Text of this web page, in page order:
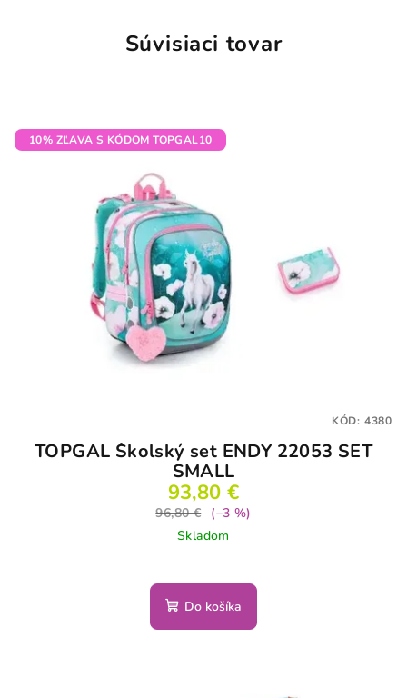
Súvisiaci tovar
10% ZĽAVA S KÓDOM TOPGAL10
TOPGAL Školský set ENDY 22053 SET
SMALL
93,80 €
96,80 €
(–3 %)
Skladom
Do košíka
KÓD: 4380